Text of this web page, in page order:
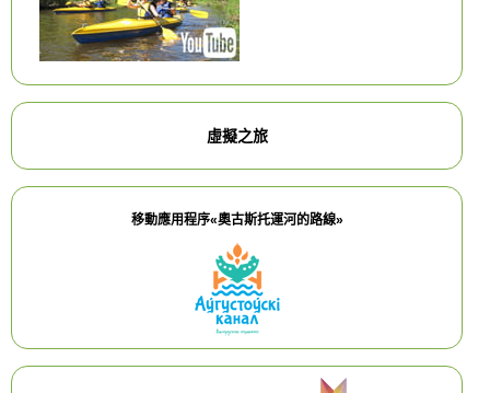
虛擬之旅
移動應用程序«奧古斯托運河的路線»